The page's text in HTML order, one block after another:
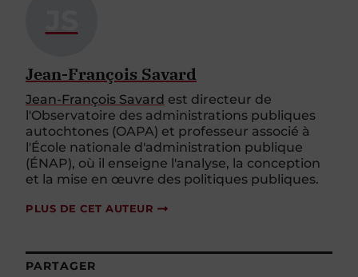
Jean-François Savard
Jean-François Savard est directeur de
l'Observatoire des administrations publiques
autochtones (OAPA) et professeur associé à
l'École nationale d'administration publique
(ÉNAP), où il enseigne l'analyse, la conception
et la mise en œuvre des politiques publiques.
PLUS DE CET AUTEUR
PARTAGER